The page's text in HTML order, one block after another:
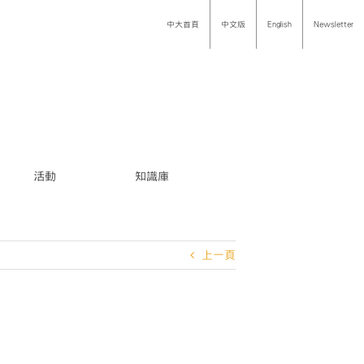
中大首頁 中文版 English Newsletter
活動 知識庫
上一頁